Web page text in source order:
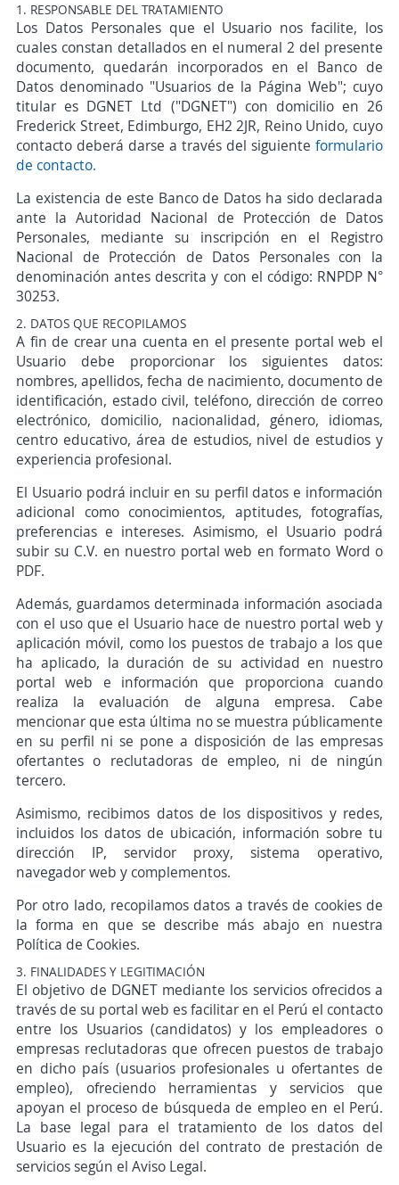
1. RESPONSABLE DEL TRATAMIENTO
Los Datos Personales que el Usuario nos facilite, los
cuales constan detallados en el numeral 2 del presente
documento, quedarán incorporados en el Banco de
Datos denominado "Usuarios de la Página Web"; cuyo
titular es DGNET Ltd ("DGNET") con domicilio en 26
Frederick Street, Edimburgo, EH2 2JR, Reino Unido, cuyo
contacto deberá darse a través del siguiente formulario
de contacto.
La existencia de este Banco de Datos ha sido declarada
ante la Autoridad Nacional de Protección de Datos
Personales, mediante su inscripción en el Registro
Nacional de Protección de Datos Personales con la
denominación antes descrita y con el código: RNPDP N°
30253.
2. DATOS QUE RECOPILAMOS
A fin de crear una cuenta en el presente portal web el
Usuario debe proporcionar los siguientes datos:
nombres, apellidos, fecha de nacimiento, documento de
identificación, estado civil, teléfono, dirección de correo
electrónico, domicilio, nacionalidad, género, idiomas,
centro educativo, área de estudios, nivel de estudios y
experiencia profesional.
El Usuario podrá incluir en su perfil datos e información
adicional como conocimientos, aptitudes, fotografías,
preferencias e intereses. Asimismo, el Usuario podrá
subir su C.V. en nuestro portal web en formato Word o
PDF.
Además, guardamos determinada información asociada
con el uso que el Usuario hace de nuestro portal web y
aplicación móvil, como los puestos de trabajo a los que
ha aplicado, la duración de su actividad en nuestro
portal web e información que proporciona cuando
realiza la evaluación de alguna empresa. Cabe
mencionar que esta última no se muestra públicamente
en su perfil ni se pone a disposición de las empresas
ofertantes o reclutadoras de empleo, ni de ningún
tercero.
Asimismo, recibimos datos de los dispositivos y redes,
incluidos los datos de ubicación, información sobre tu
dirección IP, servidor proxy, sistema operativo,
navegador web y complementos.
Por otro lado, recopilamos datos a través de cookies de
la forma en que se describe más abajo en nuestra
Política de Cookies.
3. FINALIDADES Y LEGITIMACIÓN
El objetivo de DGNET mediante los servicios ofrecidos a
través de su portal web es facilitar en el Perú el contacto
entre los Usuarios (candidatos) y los empleadores o
empresas reclutadoras que ofrecen puestos de trabajo
en dicho país (usuarios profesionales u ofertantes de
empleo), ofreciendo herramientas y servicios que
apoyan el proceso de búsqueda de empleo en el Perú.
La base legal para el tratamiento de los datos del
Usuario es la ejecución del contrato de prestación de
servicios según el Aviso Legal.